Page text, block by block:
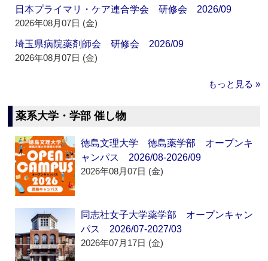
日本プライマリ・ケア連合学会 研修会 2026/09
2026年08月07日 (金)
埼玉県病院薬剤師会 研修会 2026/09
2026年08月07日 (金)
もっと見る »
薬系大学・学部 催し物
徳島文理大学 徳島薬学部 オープンキ
ャンパス 2026/08-2026/09
2026年08月07日 (金)
同志社女子大学薬学部 オープンキャン
パス 2026/07-2027/03
2026年07月17日 (金)